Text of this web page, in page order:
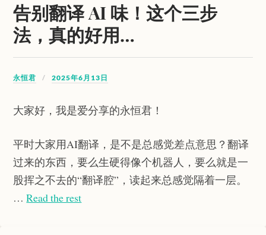
告别翻译 AI 味！这个三步
法，真的好用…
永恒君 2025年6月13日
大家好，我是爱分享的永恒君！
平时大家用AI翻译，是不是总感觉差点意思？翻译
过来的东西，要么生硬得像个机器人，要么就是一
股挥之不去的“翻译腔”，读起来总感觉隔着一层。
…Read the rest